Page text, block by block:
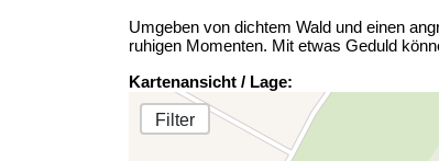
Umgeben von dichtem Wald und einen
ruhigen Momenten. Mit etwas Geduld
Kartenansicht / Lage:
Filter